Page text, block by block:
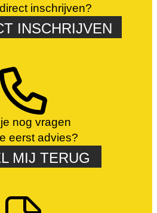
inschrijven?
INSCHRIJVEN
nog vragen
eerst advies?
MIJ TERUG